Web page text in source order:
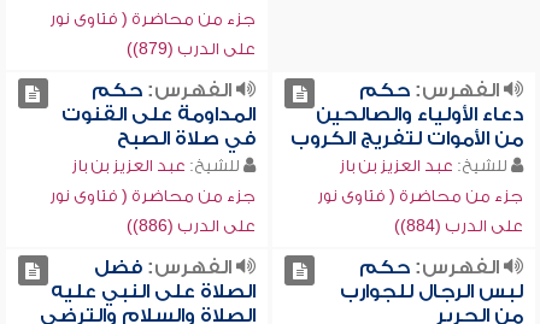
جزء من محاضرة ( فتاوى نور
على الدرب (879))
الفهرس:حكم
دعاء الأولياء والصالحين
من الأموات لتفريج الكروب
للشيخ: عبد العزيز بن باز
جزء من محاضرة ( فتاوى نور
على الدرب (884))
الفهرس:حكم
المداومة على القنوت
في صلاة الصبح
للشيخ: عبد العزيز بن باز
جزء من محاضرة ( فتاوى نور
على الدرب (886))
الفهرس:حكم
لبس الرجال للجوارب
من الحرير
الفهرس:فضل
الصلاة على النبي عليه
الصلاة والسلام والترضي